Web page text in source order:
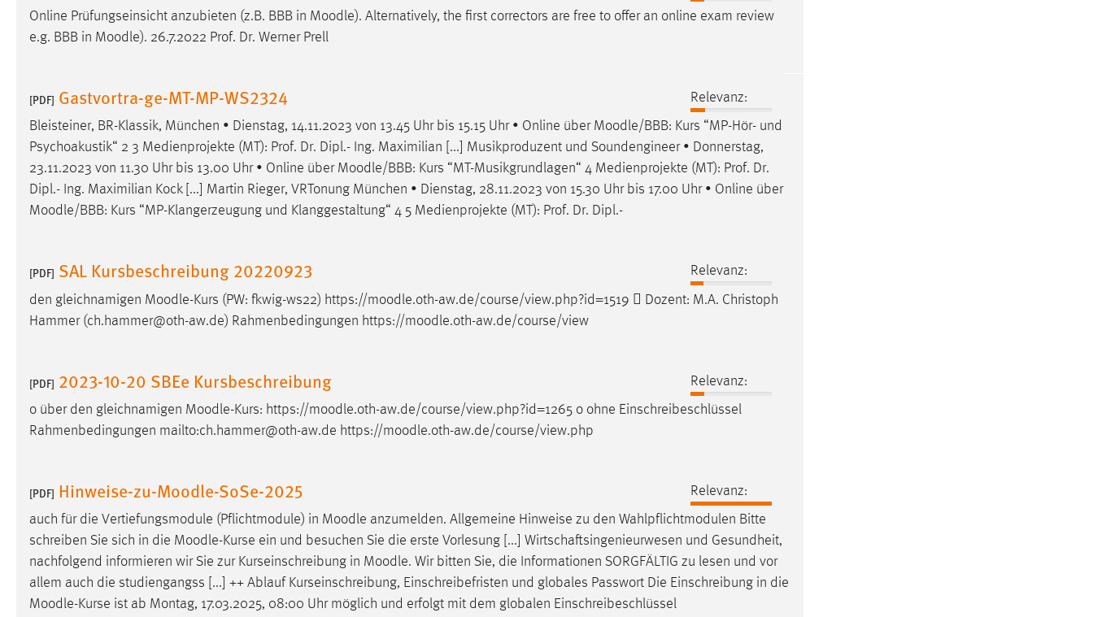
Online Prüfungseinsicht anzubieten (z.B. BBB in Moodle). Alternatively, the first correctors are free to offer an online exam review
e.g. BBB in Moodle). 26.7.2022 Prof. Dr. Werner Prell
[PDF] Gastvortra-ge-MT-MP-WS2324
Relevanz:
Bleisteiner, BR-Klassik, München • Dienstag, 14.11.2023 von 13.45 Uhr bis 15.15 Uhr • Online über Moodle/BBB: Kurs “MP-Hör- und
Psychoakustik“ 2 3 Medienprojekte (MT): Prof. Dr. Dipl.- Ing. Maximilian [...] Musikproduzent und Soundengineer • Donnerstag,
23.11.2023 von 11.30 Uhr bis 13.00 Uhr • Online über Moodle/BBB: Kurs “MT-Musikgrundlagen“ 4 Medienprojekte (MT): Prof. Dr.
Dipl.- Ing. Maximilian Kock [...] Martin Rieger, VRTonung München • Dienstag, 28.11.2023 von 15.30 Uhr bis 17.00 Uhr • Online über
Moodle/BBB: Kurs “MP-Klangerzeugung und Klanggestaltung“ 4 5 Medienprojekte (MT): Prof. Dr. Dipl.-
[PDF] SAL Kursbeschreibung 20220923
Relevanz:
den gleichnamigen Moodle-Kurs (PW: fkwig-ws22) https://moodle.oth-aw.de/course/view.php?id=1519  Dozent: M.A. Christoph
Hammer (ch.hammer@oth-aw.de) Rahmenbedingungen https://moodle.oth-aw.de/course/view
[PDF] 2023-10-20 SBEe Kursbeschreibung
Relevanz:
o über den gleichnamigen Moodle-Kurs: https://moodle.oth-aw.de/course/view.php?id=1265 o ohne Einschreibeschlüssel
Rahmenbedingungen mailto:ch.hammer@oth-aw.de https://moodle.oth-aw.de/course/view.php
[PDF] Hinweise-zu-Moodle-SoSe-2025
Relevanz:
auch für die Vertiefungsmodule (Pflichtmodule) in Moodle anzumelden. Allgemeine Hinweise zu den Wahlpflichtmodulen Bitte
schreiben Sie sich in die Moodle-Kurse ein und besuchen Sie die erste Vorlesung [...] Wirtschaftsingenieurwesen und Gesundheit,
nachfolgend informieren wir Sie zur Kurseinschreibung in Moodle. Wir bitten Sie, die Informationen SORGFÄLTIG zu lesen und vor
allem auch die studiengangss [...] ++ Ablauf Kurseinschreibung, Einschreibefristen und globales Passwort Die Einschreibung in die
Moodle-Kurse ist ab Montag, 17.03.2025, 08:00 Uhr möglich und erfolgt mit dem globalen Einschreibeschlüssel
Name: site-language-preference
Zweck:
Das Cookie speichert die gewählte
Chat
Name:
MibewSessionID, MIBEW_UserID,
mibew_locale, mibew-chat-frame-style-
5e9dbeb1811c0446
Cookie Laufzeit: MibewSessionID, mibew-chat-frame-
style-5e9dbeb1811c0446 =
Sitzungslaufzeit, mibew_locale = 3
Login
Name: fe_user, be_user, be_lastLoginProvider
Cookie Laufzeit: 24 Stunden
STATISTIK
Statistik Cookies erfassen Informationen anonym.
Diese Informationen helfen uns zu verstehen, wie